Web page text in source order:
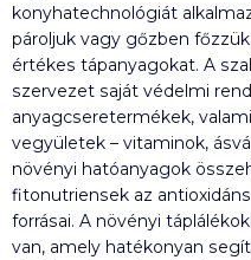
konyhatechnológiát
pároljuk vagy gőzben
értékes tápanyagokat. A
szervezet saját védelmi
anyagcseretermékek,
vegyületek – vitaminok,
növényi hatóanyagok
fitonutriensek az
forrásai. A növényi
van, amely hatékonyan